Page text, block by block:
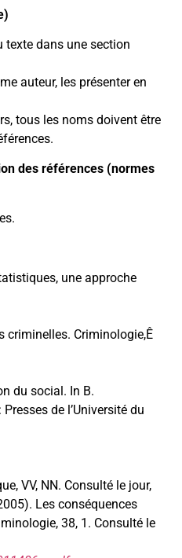
texte dans une section
auteur, les présenter en
tous les noms doivent être
des références (normes
une approche
criminelles. Criminologie,Ê
du social. In B.
de l’Université du
VV, NN. Consulté le jour,
Les conséquences
38, 1. Consulté le